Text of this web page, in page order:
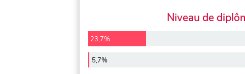
Niveau de
23,7%
5,7%